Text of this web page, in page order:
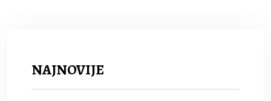
NAJNOVIJE